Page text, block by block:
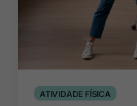
ATIVIDADE FÍSICA